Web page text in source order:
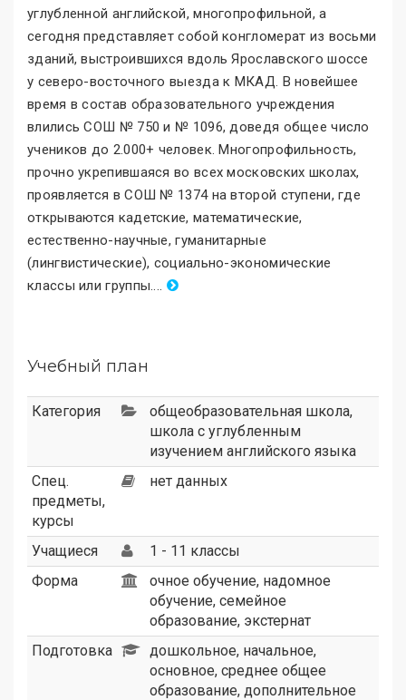
углубленной английской, многопрофильной, а
сегодня представляет собой конгломерат из восьми
зданий, выстроившихся вдоль Ярославского шоссе
у северо-восточного выезда к МКАД. В новейшее
время в состав образовательного учреждения
влились СОШ № 750 и № 1096, доведя общее число
учеников до 2.000+ человек. Многопрофильность,
прочно укрепившаяся во всех московских школах,
проявляется в СОШ № 1374 на второй ступени, где
открываются кадетские, математические,
естественно-научные, гуманитарные
(лингвистические), социально-экономические
классы или группы....
Учебный план
Категория общеобразовательная школа,
школа с углубленным
изучением английского языка
Спец.
предметы,
курсы
нет данных
Учащиеся
1 - 11 классы
Форма
очное обучение, надомное
обучение, семейное
образование, экстернат
Подготовка
дошкольное, начальное,
основное, среднее общее
образование, дополнительное